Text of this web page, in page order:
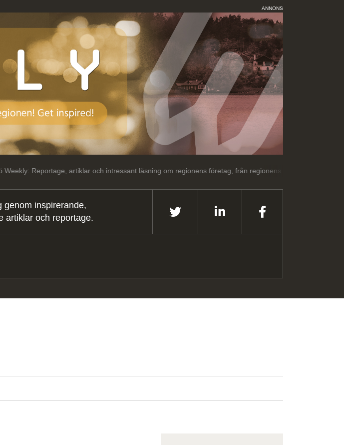
ANNONS
artiklar och intressant läsning om regionens företag, från regionens företag.
genom inspirerande,
artiklar och reportage.